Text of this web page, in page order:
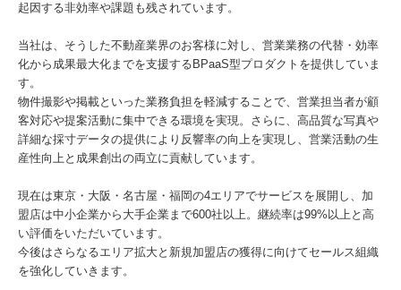
起因する非効率や課題も残されています。
当社は、そうした不動産業界のお客様に対し、営業業務の代替・効率
化から成果最大化までを支援するBPaaS型プロダクトを提供していま
す。
物件撮影や掲載といった業務負担を軽減することで、営業担当者が顧
客対応や提案活動に集中できる環境を実現。さらに、高品質な写真や
詳細な採寸データの提供により反響率の向上を実現し、営業活動の生
産性向上と成果創出の両立に貢献しています。
現在は東京・大阪・名古屋・福岡の4エリアでサービスを展開し、加
盟店は中小企業から大手企業まで600社以上。継続率は99%以上と高
い評価をいただいています。
今後はさらなるエリア拡大と新規加盟店の獲得に向けてセールス組織
を強化していきます。